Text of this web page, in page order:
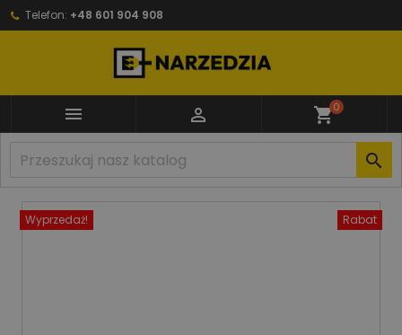
Telefon: +48 601 904 908
  shopping_cart0

Wyprzedaż! Rabat